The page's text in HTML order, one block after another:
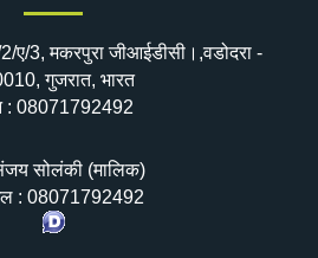
ए/3, मकरपुरा जीआईडीसी।,वडोदरा -
गुजरात, भारत
: 08071792492
सोलंकी(मालिक)
: 08071792492